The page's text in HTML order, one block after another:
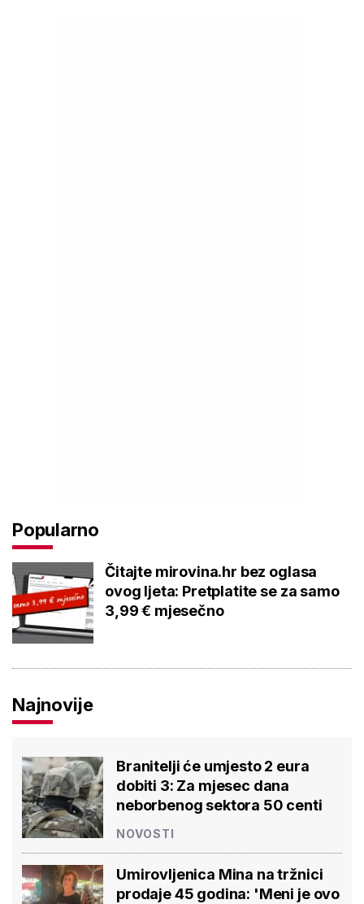
Popularno
Čitajte mirovina.hr bez oglasa
ovog ljeta: Pretplatite se za samo
3,99 € mjesečno
Najnovije
Branitelji će umjesto 2 eura
dobiti 3: Za mjesec dana
neborbenog sektora 50 centi
NOVOSTI
Umirovljenica Mina na tržnici
prodaje 45 godina: 'Meni je ovo